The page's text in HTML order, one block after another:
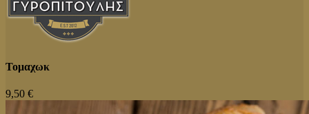
Τομαχωκ
9,50 €